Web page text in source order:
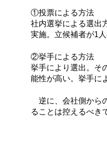
①投票による方法
社内選挙による選出
実施。立候補者が1
②挙手による方法
挙手により選出。そ
能性が高い。挙手に
逆に、会社側から
ることは控えるべき